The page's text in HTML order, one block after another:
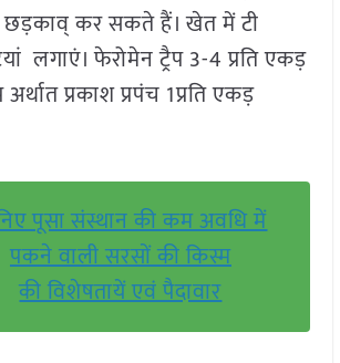
छड़काव् कर सकते हैं। खेत में टी
लगाएं। फेरोमेन ट्रैप 3-4 प्रति एकड़
प्रकाश प्रपंच 1प्रति एकड़
पूसा संस्थान की कम अवधि में
पकने वाली सरसों की किस्म
की विशेषतायें एवं पैदावार